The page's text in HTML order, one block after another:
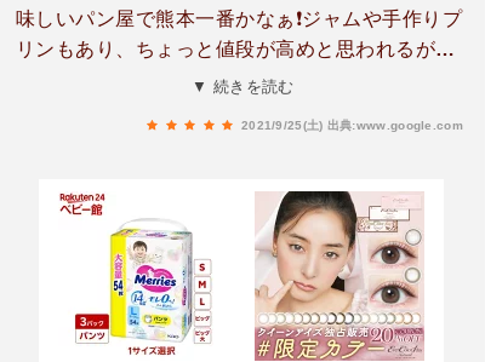
味しいパン屋で熊本一番かなぁ❗ジャムや手作りプ
リンもあり、ちょっと値段が高めと思われるが、
材料にこだわり食べると必ず美味しいと言う事間
▼ 続きを読む
2021/9/25(土) 出典:www.google.com